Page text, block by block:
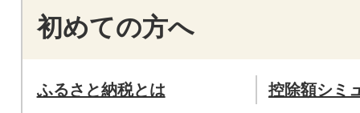
初めての方へ
ふるさと納税とは 控除額シミ